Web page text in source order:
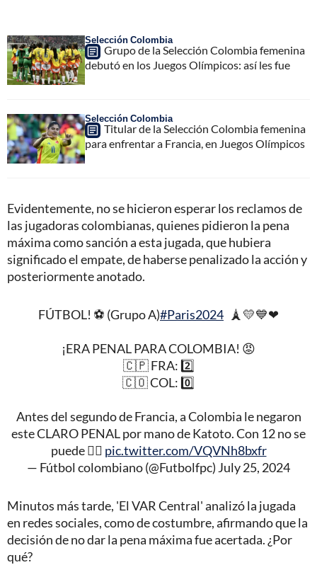
Selección Colombia
Grupo de la Selección Colombia femenina
debutó en los Juegos Olímpicos: así les fue
Selección Colombia
Titular de la Selección Colombia femenina
para enfrentar a Francia, en Juegos Olímpicos
Evidentemente, no se hicieron esperar los reclamos de
las jugadoras colombianas, quienes pidieron la pena
máxima como sanción a esta jugada, que hubiera
significado el empate, de haberse penalizado la acción y
posteriormente anotado.
FÚTBOL! ⚽ (Grupo A)#Paris2024 🗼💛💙❤
¡ERA PENAL PARA COLOMBIA! 😡
🇨🇵 FRA: 2️⃣
🇨🇴 COL: 0️⃣
Antes del segundo de Francia, a Colombia le negaron
este CLARO PENAL por mano de Katoto. Con 12 no se
puede 😮‍💨 pic.twitter.com/VQVNh8bxfr
— Fútbol colombiano (@Futbolfpc) July 25, 2024
Minutos más tarde, 'El VAR Central' analizó la jugada
en redes sociales, como de costumbre, afirmando que la
decisión de no dar la pena máxima fue acertada. ¿Por
qué?